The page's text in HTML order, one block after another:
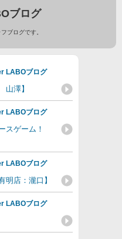
ブログ
ブログです。
LABOブログ
澤】
LABOブログ
スゲーム！
LABOブログ
店：瀧口】
LABOブログ